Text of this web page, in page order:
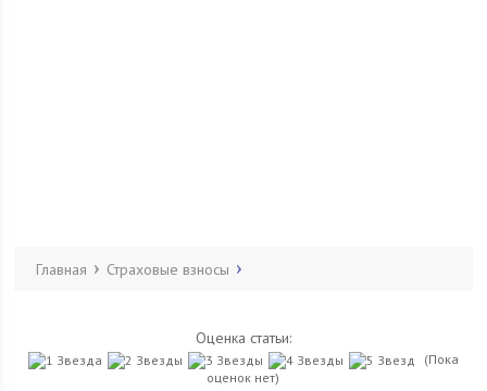
Главная Страховые взносы
Оценка статьи:
(Пока
оценок нет)